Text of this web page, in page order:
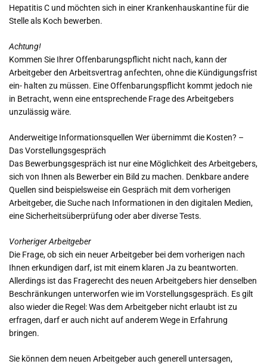
Hepatitis C und möchten sich in einer Krankenhauskantine für die
Stelle als Koch bewerben.
Achtung!
Kommen Sie Ihrer Offenbarungspflicht nicht nach, kann der
Arbeitgeber den Arbeitsvertrag anfechten, ohne die Kündigungsfrist
ein- halten zu müssen. Eine Offenbarungspflicht kommt jedoch nie
in Betracht, wenn eine entsprechende Frage des Arbeitgebers
unzulässig wäre.
Anderweitige Informationsquellen Wer übernimmt die Kosten? –
Das Vorstellungsgespräch
Das Bewerbungsgespräch ist nur eine Möglichkeit des Arbeitgebers,
sich von Ihnen als Bewerber ein Bild zu machen. Denkbare andere
Quellen sind beispielsweise ein Gespräch mit dem vorherigen
Arbeitgeber, die Suche nach Informationen in den digitalen Medien,
eine Sicherheitsüberprüfung oder aber diverse Tests.
Vorheriger Arbeitgeber
Die Frage, ob sich ein neuer Arbeitgeber bei dem vorherigen nach
Ihnen erkundigen darf, ist mit einem klaren Ja zu beantworten.
Allerdings ist das Fragerecht des neuen Arbeitgebers hier denselben
Beschränkungen unterworfen wie im Vorstellungsgespräch. Es gilt
also wieder die Regel: Was dem Arbeitgeber nicht erlaubt ist zu
erfragen, darf er auch nicht auf anderem Wege in Erfahrung
bringen.
Sie können dem neuen Arbeitgeber auch generell untersagen,